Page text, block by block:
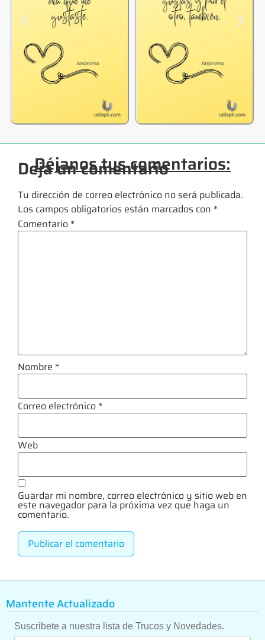
Déjanos tus comentarios:
Deja un comentario
Tu dirección de correo electrónico no será publicada.
Los campos obligatorios están marcados con *
Comentario *
Nombre *
Correo electrónico *
Web
Guardar mi nombre, correo electrónico y sitio web en
este navegador para la próxima vez que haga un
comentario.
Mantente Actualizado
Suscribete a nuestra lista de Trucos y Novedades.